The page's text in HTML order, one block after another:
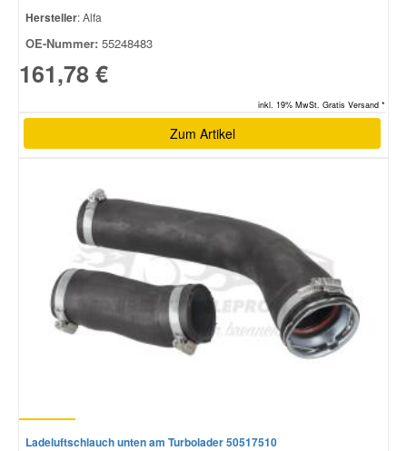
Hersteller: Alfa
OE-Nummer: 55248483
161,78 €
inkl. 19% MwSt. Gratis Versand *
Zum Artikel
Ladeluftschlauch unten am Turbolader 50517510